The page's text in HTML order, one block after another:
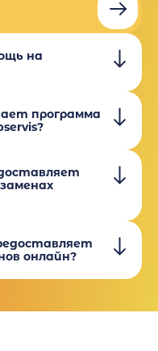
на
программа
онлайн?